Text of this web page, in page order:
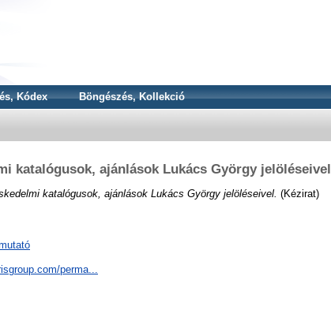
Kódex Böngészés, Kollekció
katalógusok, ajánlások Lukács György jelöléseivel
katalógusok, ajánlások Lukács György jelöléseivel. (Kézirat)
perma...